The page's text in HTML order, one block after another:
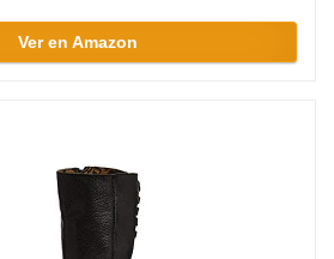
Ver en Amazon